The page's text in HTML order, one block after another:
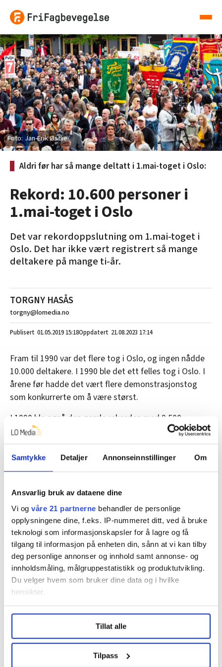
Samtykke Detaljer Annonseinnstillinger Om
Ansvarlig bruk av dataene dine
Vi og våre 21 partnerne behandler de personlige
opplysningene dine, f.eks. IP-nummeret ditt, ved å bruke
teknologi som informasjonskapsler for å lagre og få
tilgang til informasjon på enheten din, sånn at vi kan tilby
deg personlige annonser og innhold samt annonse- og
innholdsmåling, målgruppestatistikk og produktutvikling.
Du velger hvem som bruker dine data og i hvilke
hensikter.
Undermer infokan du lese om hvordan dine personlige
data behandles og hvordan du kan velge hvordan de skal
brukes. Du kan hele tiden endre eller trekke tilbake ditt
samtykke fra erklæringen om informasjonskapsler.
Tillat alle
Tilpass
Jan-Erik Østlie
Aldri før har så mange deltatt i 1.mai-toget i Oslo:
Rekord: 10.600 personer i
1.mai-toget i Oslo
Det var rekordoppslutning om 1.mai-toget i
Oslo. Det har ikke vært registrert så mange
deltakere på mange ti-år.
TORGNY HASÅS
torgny@lomedia.no
01.05.2019 15:18 21.08.2023 17:14
Fram til 1990 var det flere tog i Oslo, og ingen nådde
10.000 deltakere. I 1990 ble det ett felles tog i Oslo. I
årene før hadde det vært flere demonstrasjonstog
som konkurrerte om å være størst.
I 1990 ble også den gamle rekorden med 9.500
deltakere satt. Like mange gikk i toget i 2015.
I fjor gikk 8.300 personer i 1.mai-toget i Oslo. I 2017
var det 9.200, mens det i 2016 var 7.250 personer i
Det er Arne Rolijordet som har ført regnskap over
togdeltakere i alle disse årene. Han oppgir at i årene
mellom 2000 og 2012 var det under 8.000 mennesker
som demonstrerte for sine krav 1.mai.
Flere saker fra 1. mai:
•Her er to arbeidere på jobb på byggeplassen 1. mai.
– Jeg ble lyn forbannet
•Nå vil Moxnes erobre Drammen - og resten av landet
Støre refser regjeringens arbeidslivspolitikk
– Grunnlovsstridig å vedta EUs jernbanepakke,